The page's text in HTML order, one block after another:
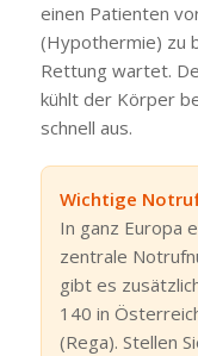
einen Patienten
(Hypothermie) zu
Rettung wartet.
kühlt der Körper
schnell aus.
Wichtige
In ganz Europa
zentrale
gibt es
140 in
(Rega). Stellen